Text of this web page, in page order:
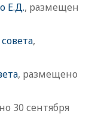
Е.Д., размещен
,
, размещено
30 сентября